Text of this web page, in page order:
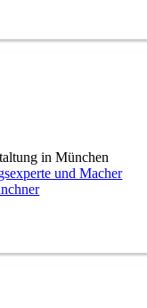
in München
und Macher